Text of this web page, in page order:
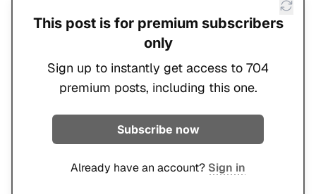
This post is for premium subscribers
only
Sign up to instantly get access to 704
premium posts, including this one.
Subscribe now
Already have an account? Sign in